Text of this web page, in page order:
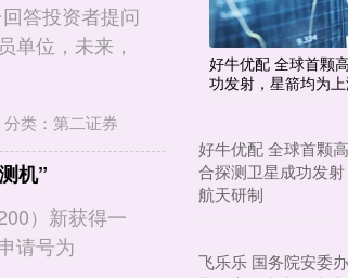
答投资者提问
单位，未来，
分类： 第二证券
机”
）新获得一
请号为
好牛优配 全球首颗
功发射，星箭均为
好牛优配 全球首颗
合探测卫星成功发
航天研制
飞乐乐 国务院安委